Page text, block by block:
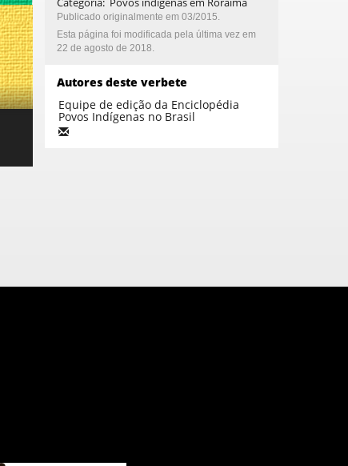
Publicado originalmente em 03/2015.
Esta página foi modificada pela última vez em
22 de agosto de 2018.
Autores deste verbete
Equipe de edição da Enciclopédia
Povos Indígenas no Brasil